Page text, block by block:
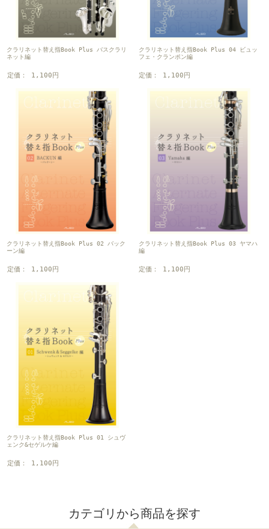
クラリネット替え指Book Plus バスクラリ
ネット編
定価： 1,100円
クラリネット替え指Book Plus 04 ビュッ
フェ・クランポン編
定価： 1,100円
クラリネット替え指Book Plus 02 バック
ーン編
定価： 1,100円
クラリネット替え指Book Plus 03 ヤマハ
編
定価： 1,100円
クラリネット替え指Book Plus 01 シュヴ
ェンク&セゲルケ編
定価： 1,100円
カテゴリから商品を探す